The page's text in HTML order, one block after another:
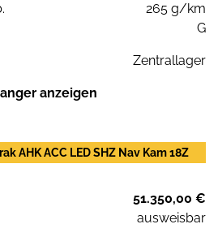
265 g/km
G
Zentrallager
anzeigen
AHK ACC LED SHZ Nav Kam 18Z
51.350,00 €
ausweisbar